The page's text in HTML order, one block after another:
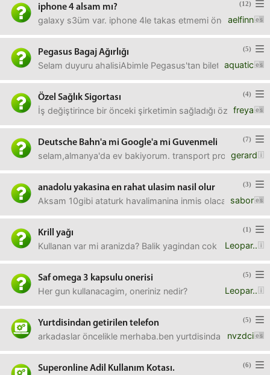
(12)
iphone 4 alsam mı?
aelfinn
galaxy s3üm var. iphone 4le takas etmemi önerdiler..
(5)
Pegasus Bagaj Ağırlığı
aquatic
Selam duyuru ahalisiAbimle Pegasus'tan bilet aldık,
(4)
Özel Sağlık Sigortası
freya
İş değiştirince bir önceki şirketimin sağladığı özel
(7)
Deutsche Bahn'a mi Google'a mi Guvenmeli
gerard
selam,almanya'da ev bakiyorum. transport problem
(3)
anadolu yakasina en rahat ulasim nasil olur
sabor
Aksam 10gibi ataturk havalimanina inmis olacagim.
(1)
Krill yağı
Leopar..
Kullanan var mi aranizda? Balik yagindan cok daha
(5)
Saf omega 3 kapsulu onerisi
Leopar..
Her gun kullanacagim, oneriniz nedir?
(5)
Yurtdisindan getirilen telefon
nvzdci
arkadaslar öncelikle merhaba.ben yurtdisinda yasiyor
(6)
Superonline Adil Kullanım Kotası.